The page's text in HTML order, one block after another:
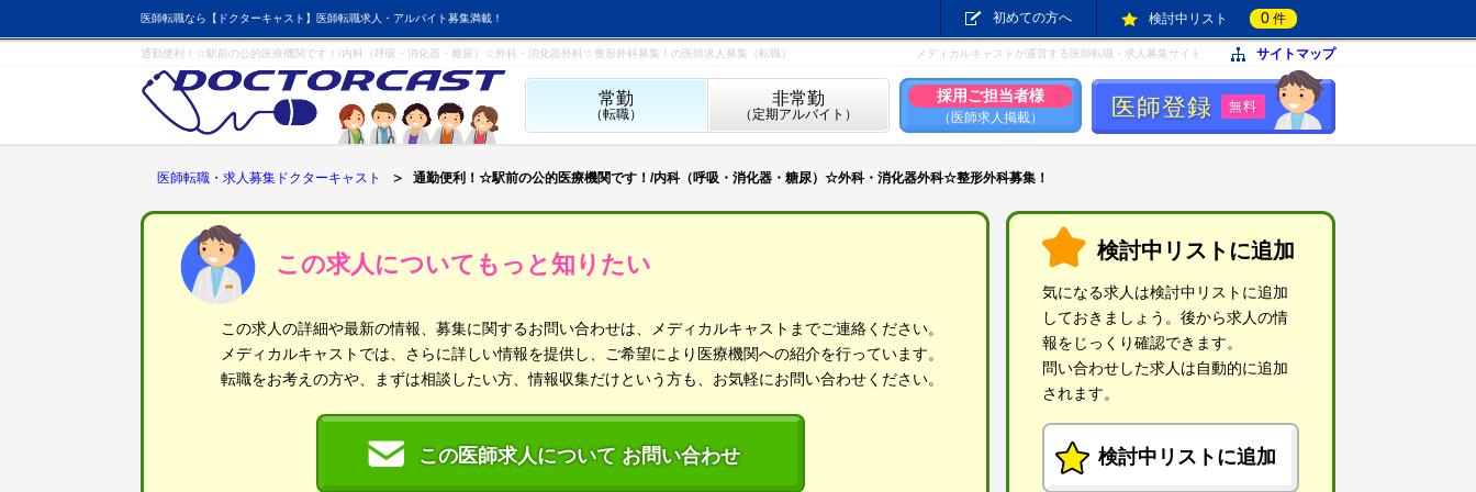
医師転職なら【ドクターキャスト】医師転職求人・アルバイト募集満載！ 初めての方へ 検討中リスト 0 件
通勤便利！☆駅前の公的医療機関です！/内科（呼吸・消化器・糖尿）☆外科・消化器外科☆整形外科募集！の医師求人募集（転職） メディカルキャストが運営する医師転職・求人募集サイト サイトマップ
常勤
（転職）
非常勤
（定期アルバイト）
採用ご担当者様
（医師求人掲載） 医師登録 無料
医師転職・求人募集ドクターキャスト 通勤便利！☆駅前の公的医療機関です！/内科（呼吸・消化器・糖尿）☆外科・消化器外科☆整形外科募集！
この求人についてもっと知りたい
この求人の詳細や最新の情報、募集に関するお問い合わせは、メディカルキャストまでご連絡ください。
メディカルキャストでは、さらに詳しい情報を提供し、ご希望により医療機関への紹介を行っています。
転職をお考えの方や、まずは相談したい方、情報収集だけという方も、お気軽にお問い合わせください。
この医師求人について お問い合わせ
検討中リストに追加
気になる求人は検討中リストに追加
しておきましょう。後から求人の情
報をじっくり確認できます。
問い合わせした求人は自動的に追加
されます。
検討中リストに追加